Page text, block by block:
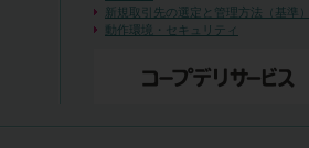
新規取引先の選定と管理方法（基準）
動作環境・セキュリティ